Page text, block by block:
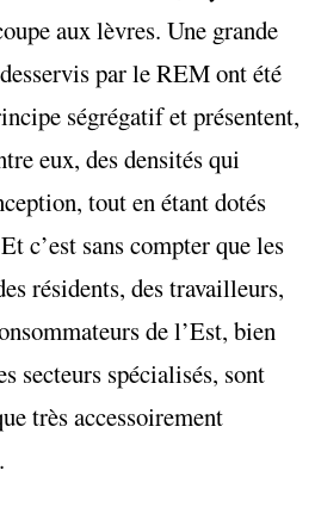
aux lèvres. Une grande
par le REM ont été
ségrégatif et présentent,
eux, des densités qui
tout en étant dotés
c’est sans compter que les
résidents, des travailleurs,
de l’Est, bien
secteurs spécialisés, sont
très accessoirement